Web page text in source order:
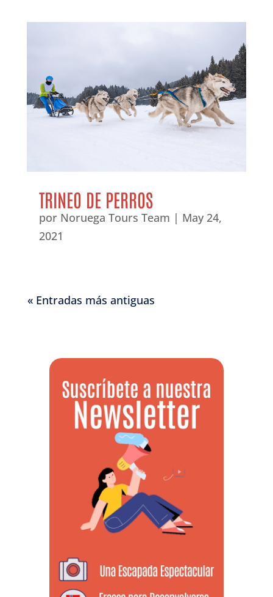
TRINEO DE PERROS
por Noruega Tours Team | May 24,
2021
« Entradas más antiguas